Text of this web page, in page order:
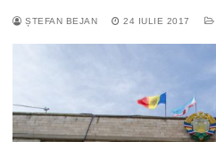
ȘTEFAN BEJAN 24 IULIE 2017